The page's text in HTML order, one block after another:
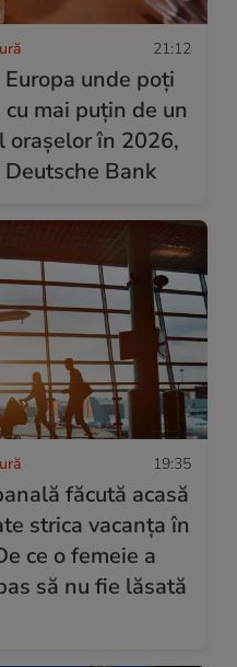
21:12
unde poți
cu mai puțin de un
orașelor în 2026,
Bank
19:35
făcută acasă
strica vacanța în
ce o femeie a
să nu fie lăsată